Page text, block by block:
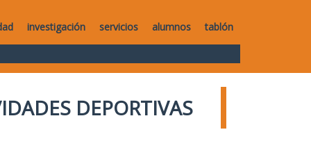
investigación servicios alumnos tablón
DEPORTIVAS